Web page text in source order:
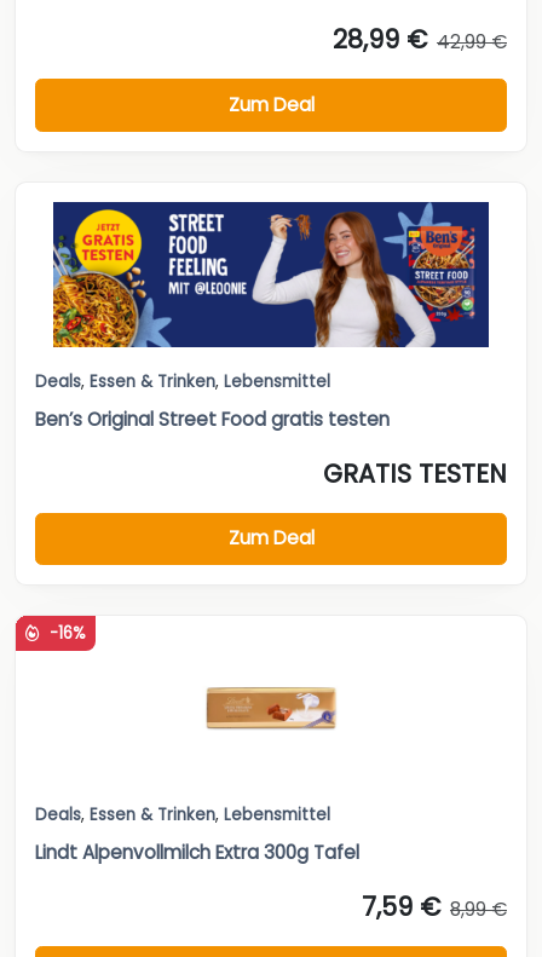
28,99 € 42,99 €
Zum Deal
Deals, Essen & Trinken, Lebensmittel
Ben’s Original Street Food gratis testen
GRATIS TESTEN
Zum Deal
-16%
Deals, Essen & Trinken, Lebensmittel
Lindt Alpenvollmilch Extra 300g Tafel
7,59 € 8,99 €